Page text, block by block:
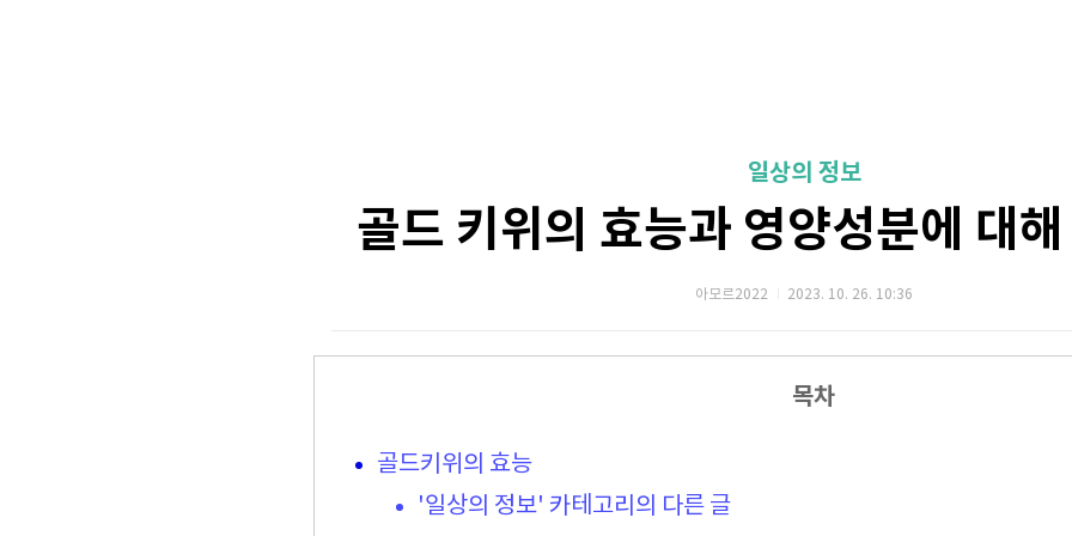
일상의 정보
골드 키위의 효능과 영양성분에 대
아모르2022 2023. 10. 26. 10:36
목차
골드키위의 효능
'일상의 정보' 카테고리의 다른 글